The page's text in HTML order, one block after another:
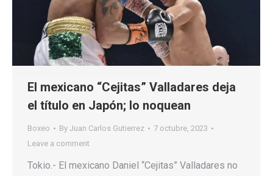
El mexicano “Cejitas” Valladares deja
el título en Japón; lo noquean
Boxeo By Juan Carlos Gutierrez
7 octubre, 2023
Leave a comment
Tokio.- El mexicano Daniel “Cejitas” Valladares no